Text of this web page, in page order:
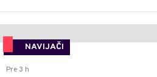
NAVIJAČI
Pre 3 h